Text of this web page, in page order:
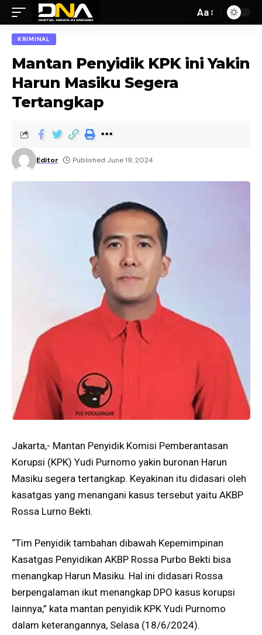
Aa
KRIMINAL
Mantan Penyidik KPK ini Yakin
Harun Masiku Segera
Tertangkap
Editor Published June 19, 2024
Jakarta,- Mantan Penyidik Komisi Pemberantasan
Korupsi (KPK) Yudi Purnomo yakin buronan Harun
Masiku segera tertangkap. Keyakinan itu didasari oleh
kasatgas yang menangani kasus tersebut yaitu AKBP
Rossa Lurno Bekti.
“Tim Penyidik tambahan dibawah Kepemimpinan
Kasatgas Penyidikan AKBP Rossa Purbo Bekti bisa
menangkap Harun Masiku. Hal ini didasari Rossa
berpengalaman ikut menangkap DPO kasus korupsi
lainnya,” kata mantan penyidik KPK Yudi Purnomo
dalam keterangannya, Selasa (18/6/2024).